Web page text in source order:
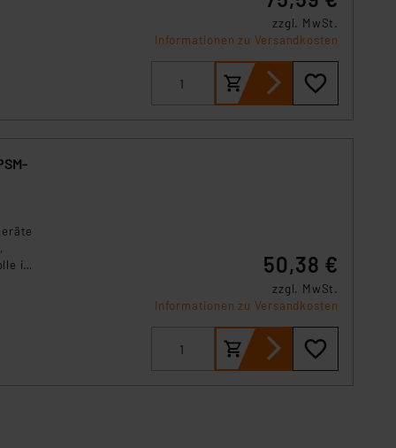
zzgl. MwSt.
Informationen zu Versandkosten
im
50,38 €
zzgl. MwSt.
Informationen zu Versandkosten